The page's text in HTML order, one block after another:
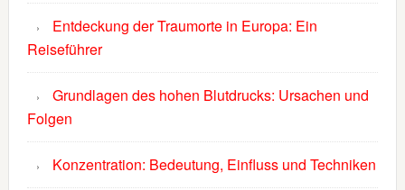
Entdeckung der Traumorte in Europa: Ein
Reiseführer
Grundlagen des hohen Blutdrucks: Ursachen und
Folgen
Konzentration: Bedeutung, Einfluss und Techniken